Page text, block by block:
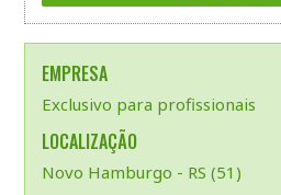
EMPRESA
Exclusivo para profissionais
LOCALIZAÇÃO
Novo Hamburgo - RS (51)